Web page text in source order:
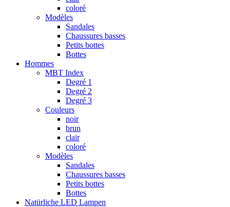
coloré
Modèles
Sandales
Chaussures basses
Petits bottes
Bottes
Hommes
MBT Index
Degré 1
Degré 2
Degré 3
Couleurs
noir
brun
clair
coloré
Modèles
Sandales
Chaussures basses
Petits bottes
Bottes
Natürliche LED Lampen